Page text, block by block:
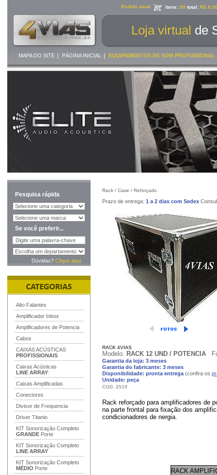
Pedido atual itens: 00 total: R$
Loja virtual de
MAPA DO SITE PÁGINA INICIAL EQUIPAMENTOS DE SOM PROFISSIONAL
Pesquisa rápida
Se você preferir...
Dúvidas? Clique aqui
Alto Falantes
Amplificador Inbox
Amplificadores de Potencia
Cabos
CAIXAS ACÚSTICAS
PROFISSIONAIS
Caixas Acústicas
LINE ARRAY:
Caixas Amplificadas
Conectores
Divisor de Frequencia
Driver Titanio
KIT Sonorização Completo
GRANDE Porte
KIT Sonorização Completo
LINE ARRAY
KIT Sonorização Completo
MÉDIO Porte
Rack / Case / Reforçado
Prazo de entrega: 1 a 2 dias com Sedex
RACK 4VIAS
Modelo: RACK 12 UND / POTENCIA
Garantia da loja: 3 meses
Garantia do fabricante: 3 meses
Disponibilidade: pronta entrega (confira os
Unidade: peça
COD. 2519
Rack reforçado para amplificadores de
na parte frontal para fixação dos
condicionadores de nergia.
RACK